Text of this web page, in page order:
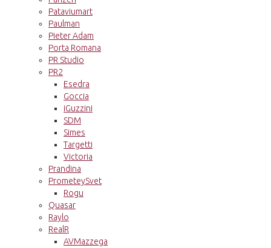
Pataviumart
Paulman
Pieter Adam
Porta Romana
PR Studio
PR2
Esedra
Goccia
iGuzzini
SDM
Simes
Targetti
Victoria
Prandina
PrometeySvet
Rogu
Quasar
Raylo
RealR
AVMazzega